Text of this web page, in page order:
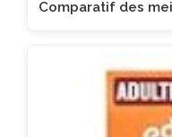
Comparatif des